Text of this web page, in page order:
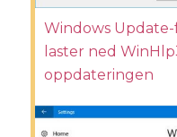
Windows
laster ned
oppdateringen